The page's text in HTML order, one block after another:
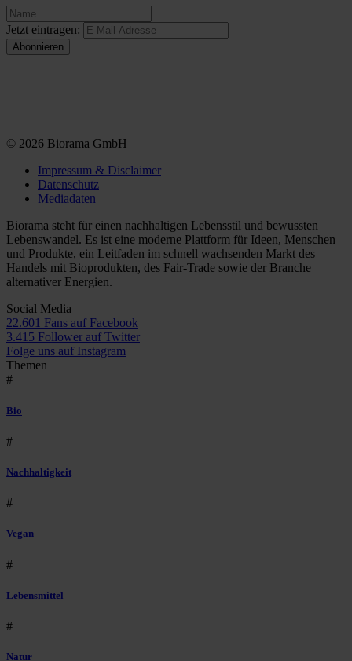
Jetzt eintragen:
© 2026 Biorama GmbH
Impressum & Disclaimer
Datenschutz
Mediadaten
Biorama steht für einen nachhaltigen Lebensstil und bewussten
Lebenswandel. Es ist eine moderne Plattform für Ideen, Menschen
und Produkte, ein Leitfaden im schnell wachsenden Markt des
Handels mit Bioprodukten, des Fair-Trade sowie der Branche
alternativer Energien.
Social Media
22.601 Fans auf Facebook
3.415 Follower auf Twitter
Folge uns auf Instagram
Themen
#
Bio
#
Nachhaltigkeit
#
Vegan
#
Lebensmittel
#
Natur